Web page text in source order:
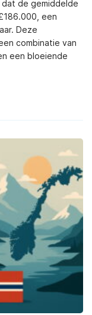
de gemiddelde
een
Deze
combinatie van
een bloeiende